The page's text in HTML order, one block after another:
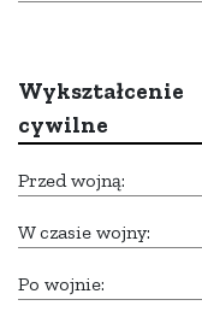
Wykształcenie
cywilne
Przed wojną:
W czasie wojny:
Po wojnie: